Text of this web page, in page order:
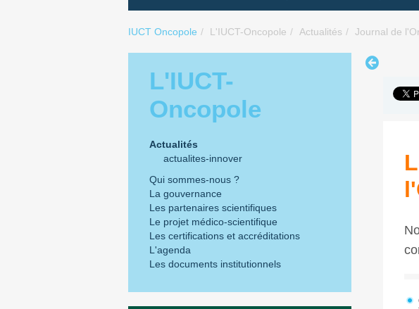
IUCT Oncopole L'IUCT-Oncopole Actualités Journal de
L'IUCT-
Oncopole
Actualités
actualites-innover
Qui sommes-nous ?
La gouvernance
Les partenaires scientifiques
Le projet médico-scientifique
Les certifications et accréditations
L'agenda
Les documents institutionnels